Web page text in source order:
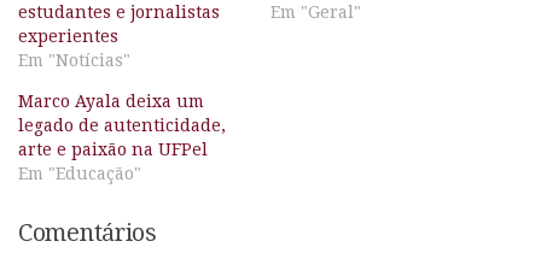
estudantes e jornalistas
experientes
Em "Notícias"
Em "Geral"
Marco Ayala deixa um
legado de autenticidade,
arte e paixão na UFPel
Em "Educação"
Comentários